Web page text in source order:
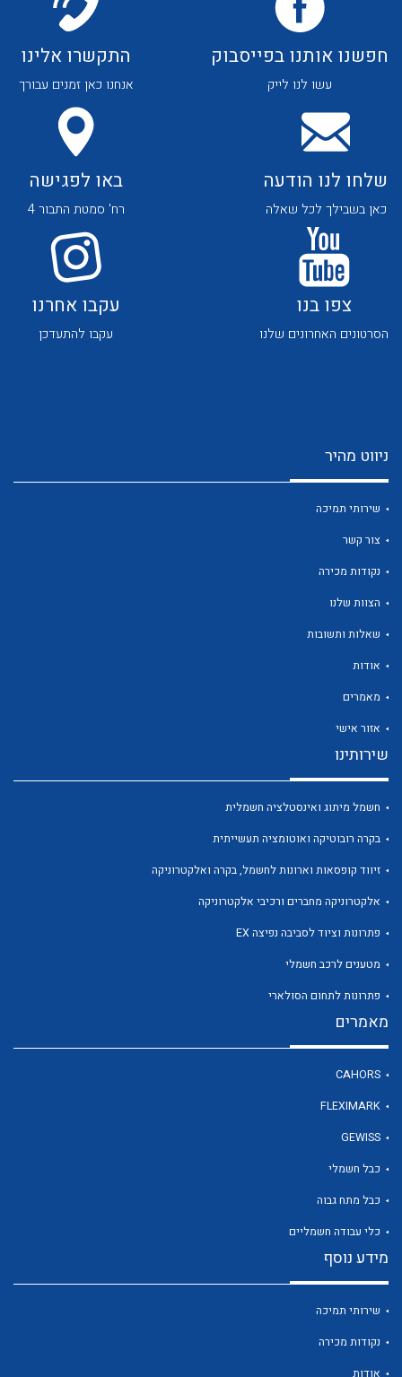
לכל מוצרי היצרן לכל מוצרי היצרן
לכל מוצרי היצרן לכל מוצרי היצרן
לכל מוצרי היצרן
לכל מוצרי היצרן
חפשנו אותנו בפייסבוק
עשו לנו לייק
התקשרו אלינו
אנחנו כאן זמנים עבורך
שלחו לנו הודעה
כאן בשבילך לכל שאלה
באו לפגישה
רח' סמטת התבור 4
צפו בנו
הסרטונים האחרונים שלנו
עקבו אחרנו
עקבו להתעדכן
ניווט מהיר
שירותי תמיכה
צור קשר
נקודות מכירה
הצוות שלנו
שאלות ותשובות
אודות
מאמרים
אזור אישי
שירותינו
חשמל מיתוג ואינסטלציה חשמלית
בקרה רובוטיקה ואוטומציה תעשייתית
זיווד קופסאות וארונות לחשמל, בקרה ואלקטרוניקה
אלקטרוניקה מחברים ורכיבי אלקטרוניקה
פתרונות וציוד לסביבה נפיצה EX
מטענים לרכב חשמלי
פתרונות לתחום הסולארי
מאמרים
CAHORS
FLEXIMARK
GEWISS
כבל חשמלי
כבל מתח גבוה
כלי עבודה חשמליים
מידע נוסף
שירותי תמיכה
נקודות מכירה
אודות